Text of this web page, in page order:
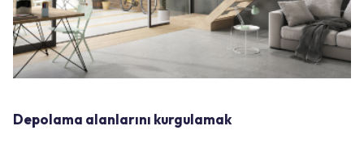
Depolama alanlarını kurgulamak